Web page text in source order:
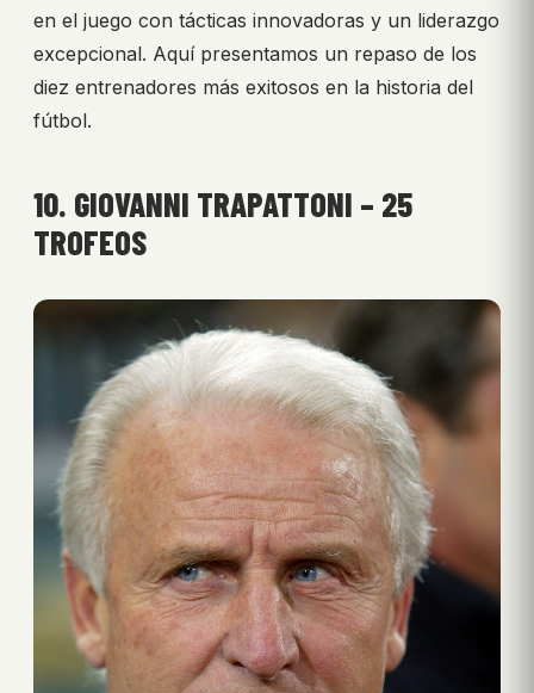
en el juego con tácticas innovadoras y un liderazgo
excepcional. Aquí presentamos un repaso de los
diez entrenadores más exitosos en la historia del
fútbol.
10. GIOVANNI TRAPATTONI – 25
TROFEOS